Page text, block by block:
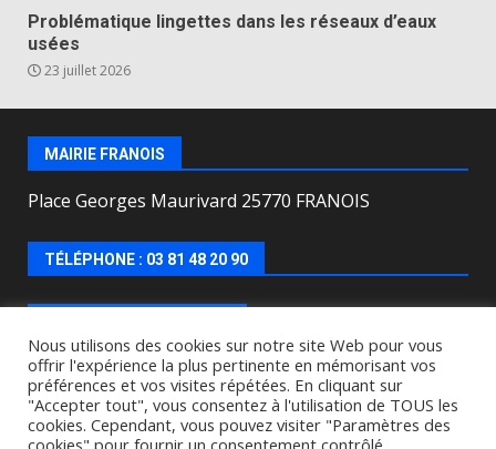
Problématique lingettes dans les réseaux d’eaux
usées
23 juillet 2026
MAIRIE FRANOIS
Place Georges Maurivard 25770 FRANOIS
TÉLÉPHONE : 03 81 48 20 90
Lundi, mercredi, jeudi, vendredi de : 8h00 à 12h00 et
le Mardi de 9h00 à 12h00 et de 16h30 à 18h30.
Nous utilisons des cookies sur notre site Web pour vous
offrir l'expérience la plus pertinente en mémorisant vos
préférences et vos visites répétées. En cliquant sur
"Accepter tout", vous consentez à l'utilisation de TOUS les
cookies. Cependant, vous pouvez visiter "Paramètres des
cookies" pour fournir un consentement contrôlé.